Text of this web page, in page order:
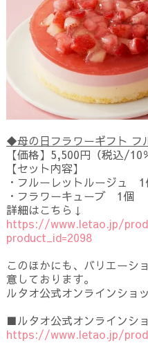
◆母の日フラワーギフト フ
【価格】5,500円（税込/
【セット内容】
・フルーレットルージュ 1
・フラワーキューブ 1個
詳細はこちら↓
https://www.letao.jp/
product_id=2098
このほかにも、バリエーシ
意しております。
ルタオ公式オンラインショ
■ルタオ公式オンラインシ
https://www.letao.jp/